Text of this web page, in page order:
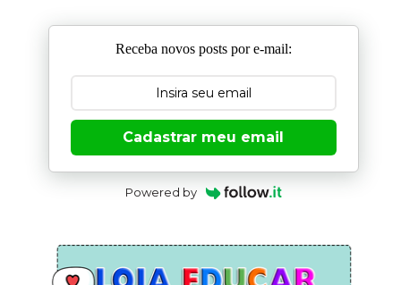
Receba novos posts por e-mail:
Cadastrar meu email
Powered by